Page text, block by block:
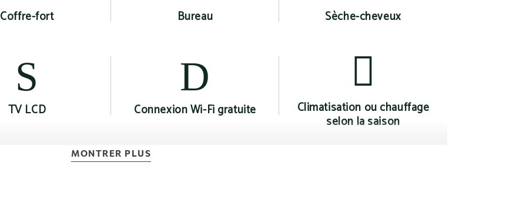
Coffre-fort Bureau Sèche-cheveux
TV LCD Connexion Wi-Fi gratuite Climatisation ou chauffage
selon la saison
MONTRER PLUS